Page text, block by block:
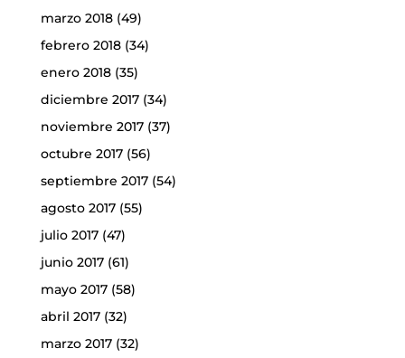
marzo 2018(49)
febrero 2018(34)
enero 2018(35)
diciembre 2017(34)
noviembre 2017(37)
octubre 2017(56)
septiembre 2017(54)
agosto 2017(55)
julio 2017(47)
junio 2017(61)
mayo 2017(58)
abril 2017(32)
marzo 2017(32)